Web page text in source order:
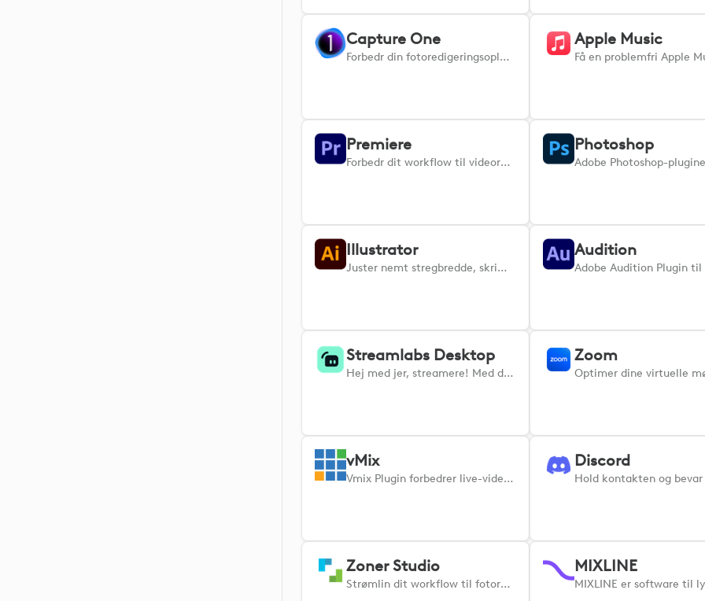
Capture One
Forbedr din fotoredigeringsoplevelse! Dette plugin integreres problemfrit med dine MX-enheder og giver direkte kontrol over Capture Ones vigtige værktøjer. Håndter nemt nøglehandlinger som justering af eksponering, kontrast og hvidbalance, naviger gennem billeder og skift mellem redigeringspaneler. Desuden kan du finjustere penselindstillinger, zoome, anvende lag og masker og udføre præcis farvegraduering, alt sammen med taktil præcision. Uanset om du organiserer et fotoshoot, retoucherer billeder eller laver batch-behandling, så strømliner dette plugin din arbejdsgang. Det giver dig hurtigere, praktisk kontrol over Capture Ones kraftfulde redigeringsfunktioner, hvilket resulterer i forbedret effektivitet og forbedret kreativt output.
Apple Music
Premiere
Forbedr dit workflow til videoredigering i Adobe Premiere Pro. Dette plugin integreres problemfrit med Premiere Pro og giver direkte kontrol over nøglefunktioner fra dine Logi-enheder. Klip, trim, arranger klip, juster lydniveauer, anvend overgange, og styr afspilningen intuitivt med taktile input. Naviger gennem tidslinjer, juster effekter, håndter keyframes og skift mellem redigeringstilstande uden besvær. Uanset om du er i gang med komplekse projekter eller foretager mindre justeringer, strømliner dette plugin din Premiere Pro-oplevelse og giver præcis kontrol og øget effektivitet til alle dine videoredigeringsopgaver.
Photoshop
Illustrator
Juster nemt stregbredde, skriftstørrelse, opacitet og meget mere i Adobe Illustrator.
Audition
Streamlabs Desktop
Hej med jer, streamere! Med dette plugin kan du styre alle de fede funktioner i Streamlabs direkte fra din Logi-enhed.
Zoom
vMix
Vmix Plugin forbedrer live-videoproduktion ved at give direkte kontrol over vMix' funktioner fra dine Logi-enheder.
Discord
Zoner Studio
Strømlin dit workflow til fotoredigering med det officielle Loupedeck & Logi-plugin til Zoner Studio.
MIXLINE